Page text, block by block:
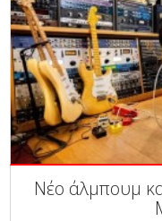
Νέο άλμπουμ